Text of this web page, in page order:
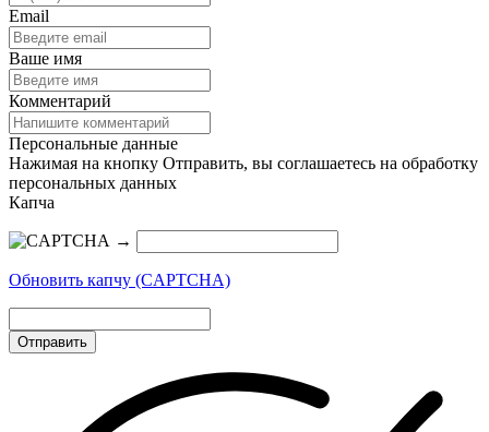
Email
Ваше имя
Комментарий
Персональные данные
Нажимая на кнопку Отправить, вы соглашаетесь на обработку
персональных данных
Капча
→
Обновить капчу (CAPTCHA)
Отправить